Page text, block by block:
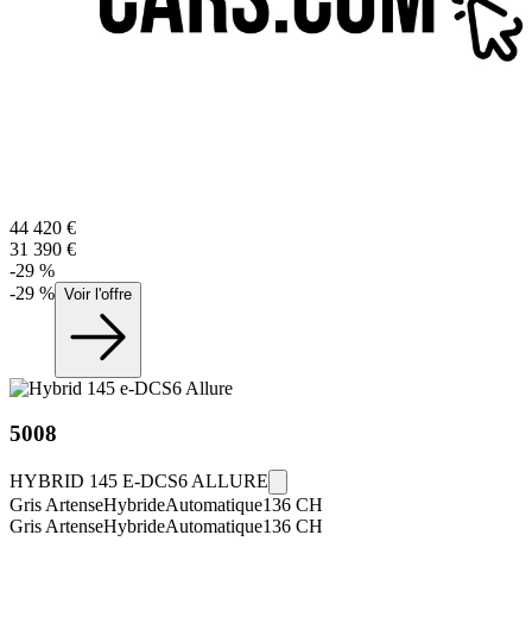
44 420 €
31 390 €
-29 %
-29 % Voir l'offre
5008
HYBRID 145 E-DCS6 ALLURE
Gris ArtenseHybrideAutomatique136 CH
Gris ArtenseHybrideAutomatique136 CH